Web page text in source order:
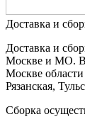
Доставка и
Доставка и
Москве и МО. В
Москве
Рязанская,
Сборка